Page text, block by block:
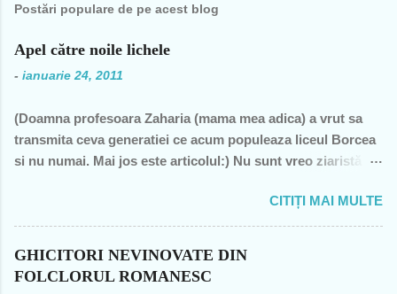
Postări populare de pe acest blog
Apel către noile lichele
- ianuarie 24, 2011
(Doamna profesoara Zaharia (mama mea adica) a vrut sa
transmita ceva generatiei ce acum populeaza liceul Borcea
si nu numai. Mai jos este articolul:) Nu sunt vreo ziaristă
partid- n-am fost decât membră a PCR, câteva luni în 1989,
şi mi-a ajuns şi pentru perioada de după 1989-, nu sunt
CITIȚI MAI MULTE
GHICITORI NEVINOVATE DIN
FOLCLORUL ROMANESC